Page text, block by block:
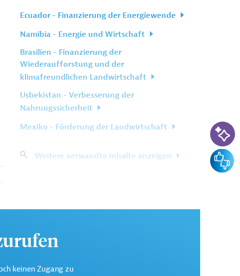
Ecuador - Finanzierung der Energiewende
Namibia - Energie und Wirtschaft
Brasilien - Finanzierung der
Wiederaufforstung und der
klimafreundlichen Landwirtschaft
Usbekistan - Verbesserung der
Nahrungssicherheit
Mexiko - Förderung der Landwirtschaft
Weitere verwandte Inhalte anzeigen
keinen Zugang zu
KI-